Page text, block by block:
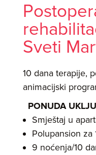
Sveti
10 dana terapije,
animacijski
PONUDA
Smještaj u
Polupansion za
9 noćenja/10